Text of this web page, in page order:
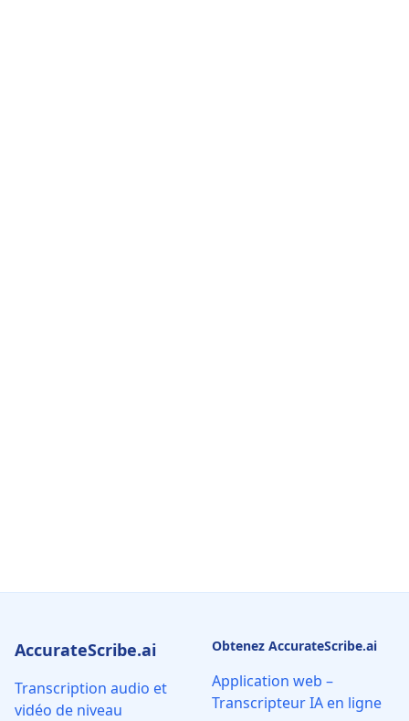
AccurateScribe.ai
Transcription audio et
vidéo de niveau
Obtenez AccurateScribe.ai
Application web –
Transcripteur IA en ligne